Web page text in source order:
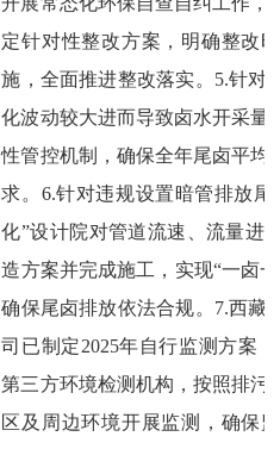
定针对性整改方案，明确整改
施，全面推进整改落实。 5.针对
化波动较大进而导致卤水开采量
性管控机制，确保全年尾卤平均
求。 6.针对违规设置暗管排放尾
化”设计院对管道流速、流量进
造方案并完成施工，实现“一卤
确保尾卤排放依法合规。 7.西藏
司已制定2025年自行监测方案
第三方环境检测机构，按照排污
区及周边环境开展监测，确保